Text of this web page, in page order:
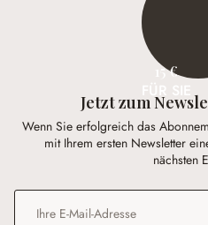
15 €
Jetzt zum
Wenn Sie erfolgreich das
mit Ihrem ersten Newsletter
nächsten
E-Mail-Adresse